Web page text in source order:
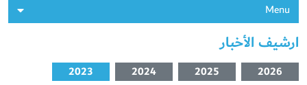
Menu
ارشيف الأخبار
2026
2025
2024
2023